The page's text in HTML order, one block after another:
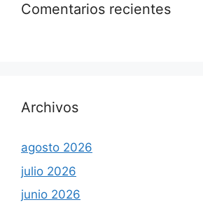
Comentarios recientes
Archivos
agosto 2026
julio 2026
junio 2026